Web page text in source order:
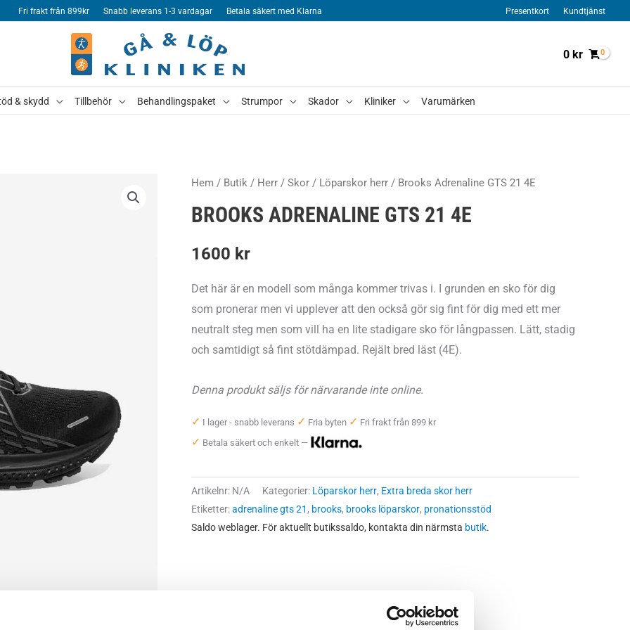
Fri frakt från 899kr Snabb leverans 1-3 vardagar Betala säkert med Klarna Presentkort Kundtjänst
0 kr
& skydd Tillbehör Behandlingspaket Strumpor Skador Kliniker Varumärken
Hem / Butik / Herr / Skor / Löparskor herr / Brooks Adrenaline GTS 21 4E
BROOKS ADRENALINE GTS 21 4E
1600 kr
Det här är en modell som många kommer trivas i. I grunden en sko för dig
som pronerar men vi upplever att den också gör sig fint för dig med ett mer
neutralt steg men som vill ha en lite stadigare sko för långpassen. Lätt, stadig
och samtidigt så fint stötdämpad. Rejält bred läst (4E).
Denna produkt säljs för närvarande inte online.
✓ I lager - snabb leverans ✓ Fria byten ✓ Fri frakt från 899 kr
✓ Betala säkert och enkelt —
Artikelnr: N/A Kategorier: Löparskor herr, Extra breda skor herr
Etiketter:adrenaline gts 21 , brooks, brooks löparskor, pronationsstöd
Saldo weblager. För aktuellt butikssaldo, kontakta din närmsta butik.